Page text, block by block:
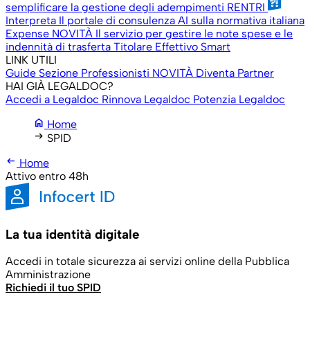
semplificare la gestione degli adempimenti RENTRI
Interpreta Il portale di consulenza AI sulla normativa italiana
Expense NOVITÀ Il servizio per gestire le note spese e le
indennità di trasferta Titolare Effettivo Smart
LINK UTILI
Guide Sezione Professionisti NOVITÀ Diventa Partner
HAI GIÀ LEGALDOC?
Accedi a Legaldoc Rinnova Legaldoc Potenzia Legaldoc
home Home
arrow_right_alt SPID
arrow_left_alt Home
Attivo entro 48h
La tua identità digitale
Accedi in totale sicurezza ai servizi online della Pubblica
Amministrazione
Richiedi il tuo SPID